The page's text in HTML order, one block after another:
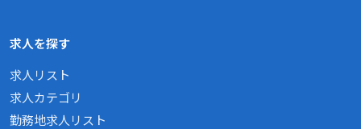
求人を探す
求人リスト
求人カテゴリ
勤務地求人リスト